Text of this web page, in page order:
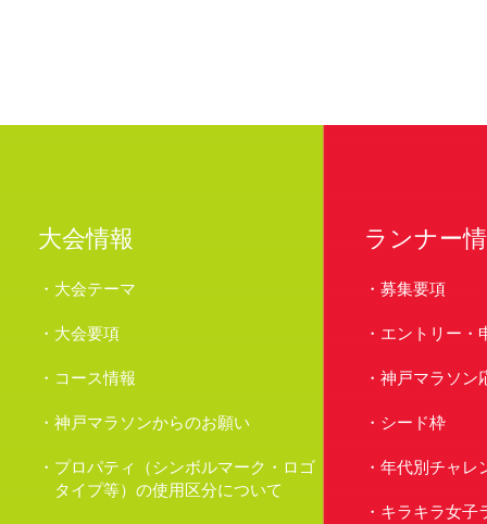
大会情報
大会テーマ
大会要項
コース情報
神戸マラソンからのお願い
プロパティ（シンボルマーク・ロゴ
タイプ等）の使用区分について
ランナー
募集要項
エントリー・
神戸マラソン
シード枠
年代別チャレ
キラキラ女子